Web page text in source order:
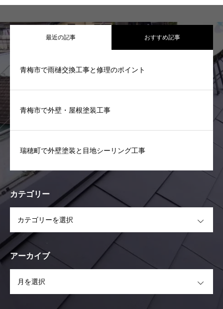
最近の記事 おすすめ記事
青梅市で雨樋交換工事と修理のポイント
青梅市で外壁・屋根塗装工事
瑞穂町で外壁塗装と目地シーリング工事
カテゴリー
アーカイブ